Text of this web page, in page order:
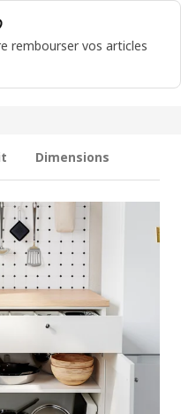
rembourser vos articles
Dimensions